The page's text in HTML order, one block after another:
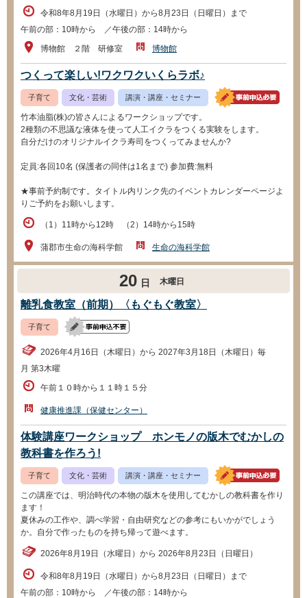
令和8年8月19日（水曜日）から8月23日（日曜日）まで
午前の部：10時から ／午後の部：14時から
博物館 ２階 研修室
博物館
つくって楽しい!ワクワクいくらラボ♪
子育て 文化・芸術 講演・講座・セミナー
竹本油脂(株)の皆さんによるワークショップです。
2種類の不思議な液体を使って人工イクラをつくる実験をします。
自分だけのオリジナルイクラ寿司をつくってみませんか?
定員:各回10名 (保護者の同伴は1名まで) 参加費:無料
★事前予約制です。タイトル内リンク先のイベントカレンダーページよ
りご予約をお願いします。
（1）11時から12時 （2）14時から15時
蒲郡市生命の海科学館 生命の海科学館
20 日 木曜日
離乳食教室（前期）〈もぐもぐ教室〉
子育て
2026年4月16日（木曜日）から 2027年3月18日（木曜日）毎
月 第3木曜
午前１０時から１１時１５分
健康推進課（保健センター）
体験講座ワークショップ ホンモノの版木でむかしの
教科書を作ろう!
子育て 文化・芸術 講演・講座・セミナー
この講座では、明治時代の本物の版木を使用してむかしの教科書を作り
ます！
夏休みの工作や、調べ学習・自由研究などの参考にもいかがでしょう
か。自分で作ったものを持ち帰って遊べます。
2026年8月19日（水曜日）から 2026年8月23日（日曜日）
令和8年8月19日（水曜日）から8月23日（日曜日）まで
午前の部：10時から ／午後の部：14時から